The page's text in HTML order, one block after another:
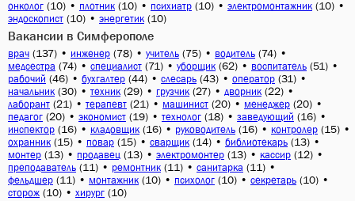
онколог (10) • плотник (10) • психиатр (10) • электромонтажник (10) •
эндоскопист (10) • энергетик (10)
Вакансии в Симферополе
врач (137) • инженер (78) • учитель (75) • водитель (74) •
медсестра (74) • специалист (71) • уборщик (62) • воспитатель (51) •
рабочий (46) • бухгалтер (44) • слесарь (43) • оператор (31) •
начальник (30) • техник (29) • грузчик (27) • дворник (22) •
лаборант (21) • терапевт (21) • машинист (20) • менеджер (20) •
педагог (20) • экономист (19) • технолог (18) • заведующий (16) •
инспектор (16) • кладовщик (16) • руководитель (16) • контролер (15) •
охранник (15) • повар (15) • сварщик (14) • библиотекарь (13) •
монтер (13) • продавец (13) • электромонтер (13) • кассир (12) •
преподаватель (11) • ремонтник (11) • санитарка (11) •
фельдшер (11) • монтажник (10) • психолог (10) • секретарь (10) •
сторож (10) • хирург (10)